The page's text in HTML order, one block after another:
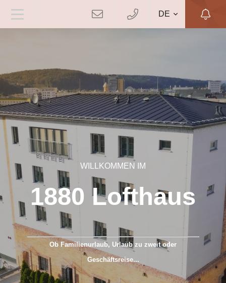
DE
WILLKOMMEN IM
1880 Lofthaus
Ob Familienurlaub, Urlaub zu zweit oder
Geschäftsreise...
Das 1880 Lofthaus bietet Ihnen alles, was Sie für einen